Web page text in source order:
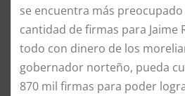
se encuentra más
cantidad de firmas para Jaime
todo con dinero de los
gobernador norteño, pueda
870 mil firmas para poder